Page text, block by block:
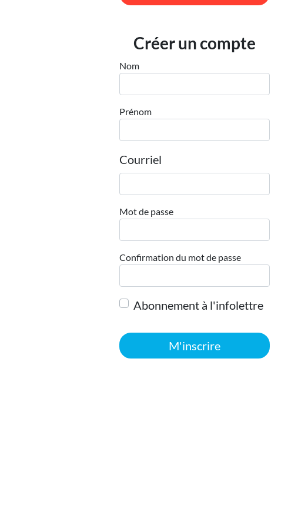
Créer un compte
Nom
Prénom
Courriel
Mot de passe
Confirmation du mot de passe
Abonnement à l'infolettre
M'inscrire